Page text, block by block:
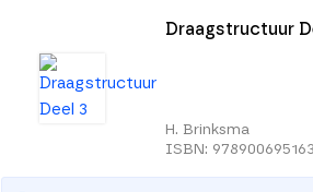
Draagstructuur
H. Brinksma
ISBN: